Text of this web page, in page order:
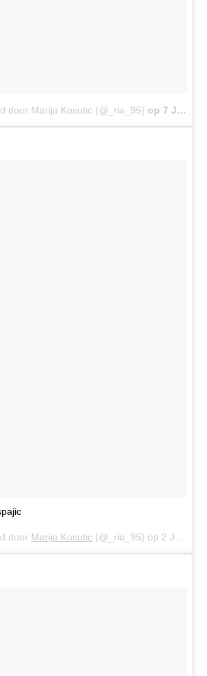
door Marija Kosutic (@_ria_95) op 7 Jul 2017 om 8:09 (PDT)
door Marija Kosutic (@_ria_95) op 2 Jun 2017 om 9:17 (PDT)